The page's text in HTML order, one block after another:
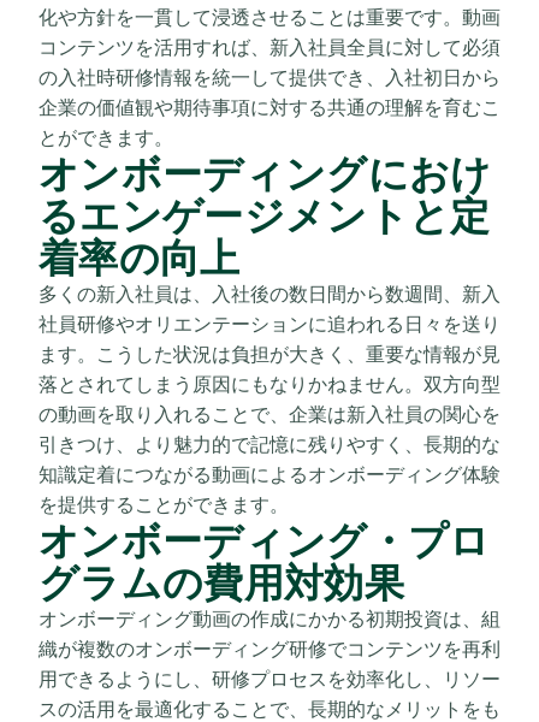
化や方針を一貫して浸透させることは重要です。動画
コンテンツを活用すれば、新入社員全員に対して必須
の入社時研修情報を統一して提供でき、入社初日から
企業の価値観や期待事項に対する共通の理解を育むこ
とができます。
オンボーディングにおけ
るエンゲージメントと定
着率の向上
多くの新入社員は、入社後の数日間から数週間、新入
社員研修やオリエンテーションに追われる日々を送り
ます。こうした状況は負担が大きく、重要な情報が見
落とされてしまう原因にもなりかねません。双方向型
の動画を取り入れることで、企業は新入社員の関心を
引きつけ、より魅力的で記憶に残りやすく、長期的な
知識定着につながる動画によるオンボーディング体験
を提供することができます。
オンボーディング・プロ
グラムの費用対効果
オンボーディング動画の作成にかかる初期投資は、組
織が複数のオンボーディング研修でコンテンツを再利
用できるようにし、研修プロセスを効率化し、リソー
スの活用を最適化することで、長期的なメリットをも